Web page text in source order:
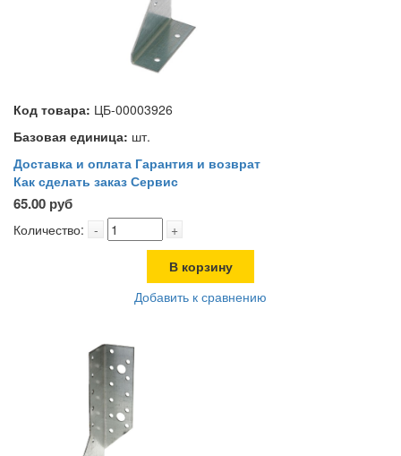
Код товара: ЦБ-00003926
Базовая единица: шт.
Доставка и оплата Гарантия и возврат
Как сделать заказ Сервис
65.00 руб
Количество: - +
В корзину
Добавить к сравнению